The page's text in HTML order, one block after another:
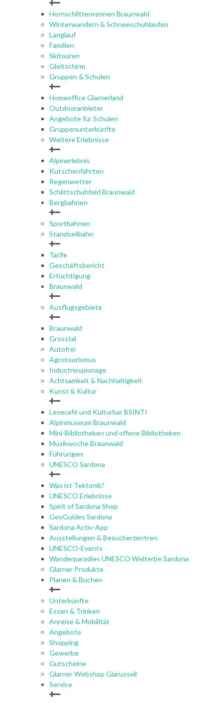
Hornschlittenrennen Braunwald
Winterwandern & Schneeschuhlaufen
Langlauf
Familien
Skitouren
Gleitschirm
Gruppen & Schulen
Homeoffice Glarnerland
Outdooranbieter
Angebote für Schulen
Gruppenunterkünfte
Weitere Erlebnisse
Alpinerlebnis
Kutschenfahrten
Regenwetter
Schlittschuhfeld Braunwald
Bergbahnen
Sportbahnen
Standseilbahn
Tarife
Geschäftsbericht
Ertüchtigung
Braunwald
Ausflugsgebiete
Braunwald
Grosstal
Autofrei
Agrotourismus
Industriespionage
Achtsamkeit & Nachhaltigkeit
Kunst & Kultur
Lesecafé und Kulturbar BSINTI
Alpinmuseum Braunwald
Mini-Bibliotheken und offene Bibliotheken
Musikwoche Braunwald
Führungen
UNESCO Sardona
Was ist Tektonik?
UNESCO Erlebnisse
Spirit of Sardona Shop
GeoGuides Sardona
Sardona Activ-App
Ausstellungen & Besucherzentren
UNESCO-Events
Wanderparadies UNESCO Welterbe Sardona
Glarner Produkte
Planen & Buchen
Unterkünfte
Essen & Trinken
Anreise & Mobilität
Angebote
Shopping
Gewerbe
Gutscheine
Glarner Webshop Glarussell
Service